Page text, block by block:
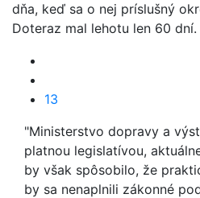
dňa, keď sa o nej príslušný
Doteraz mal lehotu len 60
13
"Ministerstvo dopravy a
platnou legislatívou,
by však spôsobilo, že
by sa nenaplnili zákonné